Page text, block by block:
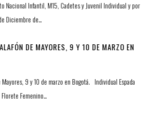
Nacional Infantil, M15, Cadetes y Juvenil Individual y por
Diciembre de…
DE MAYORES, 9 Y 10 DE MARZO EN
Mayores, 9 y 10 de marzo en Bogotá. Individual Espada
Florete Femenino…